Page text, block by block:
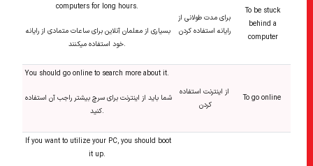
computers for long hours.
بسیاری از معلمان آنلاین برای ساعات متمادی از رایانه
برای مدت طولانی از
رایانه استفاده کردن
To be stuck
behind a
computer
You should go online to search more about it.
شما باید از اینترنت برای سرچ بیشتر راجب آن استفاده
از اینترنت استفاده
کردن
To go online
If you want to utilize your PC, you should boot
it up.